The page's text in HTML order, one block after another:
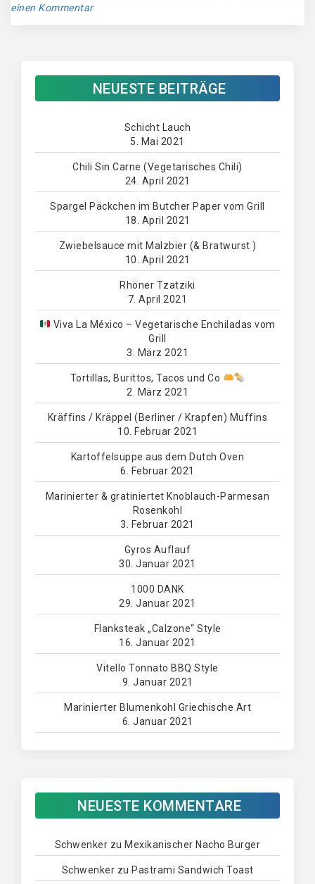
einen Kommentar
NEUESTE BEITRÄGE
Schicht Lauch
5. Mai 2021
Chili Sin Carne (Vegetarisches Chili)
24. April 2021
Spargel Päckchen im Butcher Paper vom Grill
18. April 2021
Zwiebelsauce mit Malzbier (& Bratwurst )
10. April 2021
Rhöner Tzatziki
7. April 2021
Viva La México – Vegetarische Enchiladas vom
Grill
3. März 2021
Tortillas, Burittos, Tacos und Co
2. März 2021
Kräffins / Kräppel (Berliner / Krapfen) Muffins
10. Februar 2021
Kartoffelsuppe aus dem Dutch Oven
6. Februar 2021
Marinierter & gratiniertet Knoblauch-Parmesan
Rosenkohl
3. Februar 2021
Gyros Auflauf
30. Januar 2021
1000 DANK
29. Januar 2021
Flanksteak „Calzone“ Style
16. Januar 2021
Vitello Tonnato BBQ Style
9. Januar 2021
Marinierter Blumenkohl Griechische Art
6. Januar 2021
NEUESTE KOMMENTARE
Schwenker zu Mexikanischer Nacho Burger
Schwenker zu Pastrami Sandwich Toast